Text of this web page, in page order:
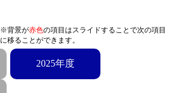
※背景が赤色の項目はスライドすることで次の項目
に移ることができます。
2025年度